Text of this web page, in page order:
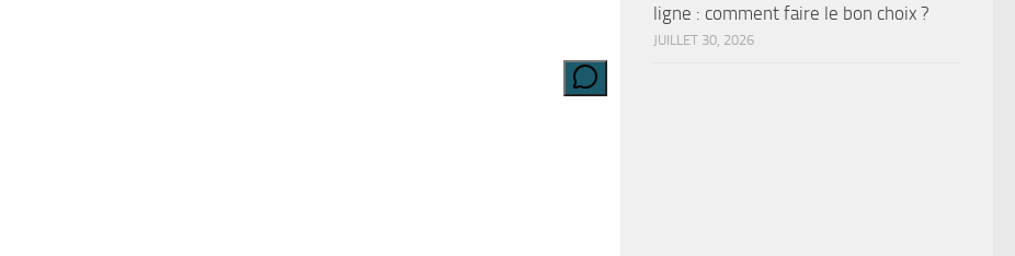
ligne : comment faire le bon choix ?
JUILLET 30, 2026